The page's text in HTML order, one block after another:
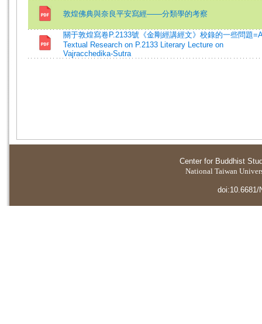
敦煌佛典與奈良平安寫經——分類學的考察
關于敦煌寫卷P.2133號《金剛經講經文》校錄的一些問題=A
Textual Research on P.2133 Literary Lecture on
Vajracchedika-Sutra
Center for Buddhist
National Taiwan
doi:10.6681/